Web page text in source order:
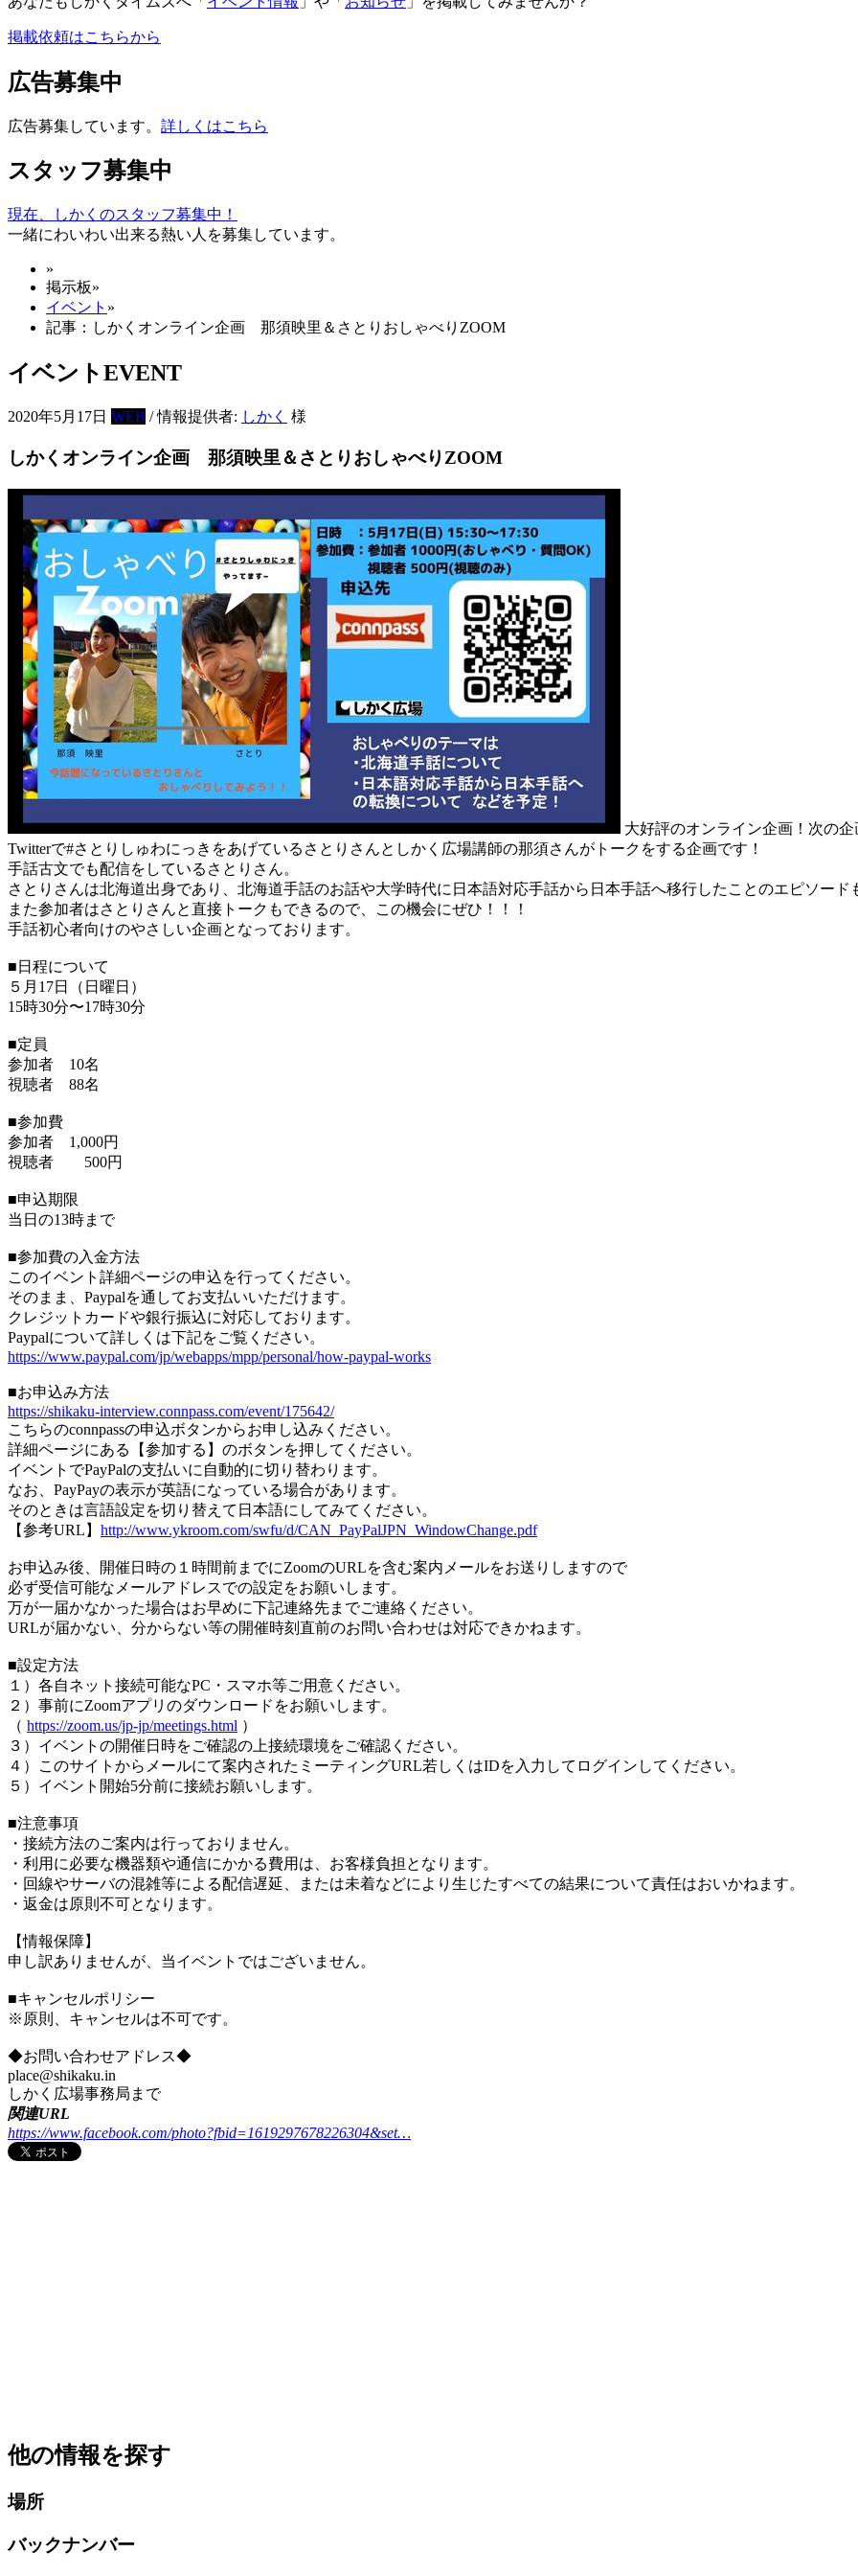
掲載依頼はこちらから
広告募集中
広告募集しています。 詳しくはこちら
スタッフ募集中
現在、しかくのスタッフ募集中！
一緒にわいわい出来る熱い人を募集しています。
»
掲示板»
イベント »
記事：しかくオンライン企画 那須映里＆さとりおしゃべりZOOM
イベントEVENT
2020年5月17日 WEB / 情報提供者: しかく 様
しかくオンライン企画 那須映里＆さとりおしゃべりZOOM
大好評のオンライン企画！次の企
Twitterで#さとりしゅわにっきをあげているさとりさんとしかく広場講師の那須さんがトークをする企画です！
手話古文でも配信をしているさとりさん。
さとりさんは北海道出身であり、北海道手話のお話や大学時代に日本語対応手話から日本手話へ移行したことのエピソード
また参加者はさとりさんと直接トークもできるので、この機会にぜひ！！！
手話初心者向けのやさしい企画となっております。
■日程について
５月17日（日曜日）
15時30分〜17時30分
■定員
参加者 10名
視聴者 88名
■参加費
参加者 1,000円
視聴者 500円
■申込期限
当日の13時まで
■参加費の入金方法
このイベント詳細ページの申込を行ってください。
そのまま、Paypalを通してお支払いいただけます。
クレジットカードや銀行振込に対応しております。
Paypalについて詳しくは下記をご覧ください。
https://www.paypal.com/jp/webapps/mpp/personal/how-paypal-works
■お申込み方法
https://shikaku-interview.connpass.com/event/175642/
こちらのconnpassの申込ボタンからお申し込みください。
詳細ページにある【参加する】のボタンを押してください。
イベントでPayPalの支払いに自動的に切り替わります。
なお、PayPayの表示が英語になっている場合があります。
そのときは言語設定を切り替えて日本語にしてみてください。
【参考URL】 http://www.ykroom.com/swfu/d/CAN_PayPalJPN_WindowChange.pdf
お申込み後、開催日時の１時間前までにZoomのURLを含む案内メールをお送りしますので
必ず受信可能なメールアドレスでの設定をお願いします。
万が一届かなかった場合はお早めに下記連絡先までご連絡ください。
URLが届かない、分からない等の開催時刻直前のお問い合わせは対応できかねます。
■設定方法
１）各自ネット接続可能なPC・スマホ等ご用意ください。
２）事前にZoomアプリのダウンロードをお願いします。
（ https://zoom.us/jp-jp/meetings.html ）
３）イベントの開催日時をご確認の上接続環境をご確認ください。
４）このサイトからメールにて案内されたミーティングURL若しくはIDを入力してログインしてください。
５）イベント開始5分前に接続お願いします。
■注意事項
・接続方法のご案内は行っておりません。
・利用に必要な機器類や通信にかかる費用は、お客様負担となります。
・回線やサーバの混雑等による配信遅延、または未着などにより生じたすべての結果について責任はおいかねます。
・返金は原則不可となります。
【情報保障】
申し訳ありませんが、当イベントではございません。
■キャンセルポリシー
※原則、キャンセルは不可です。
◆お問い合わせアドレス◆
place@shikaku.in
しかく広場事務局まで
関連URL
https://www.facebook.com/photo?fbid=1619297678226304&set…
他の情報を探す
場所
バックナンバー